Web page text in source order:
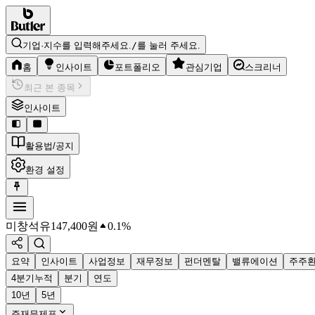
기업·지수를 입력해주세요./를 눌러 주세요.
홈 인사이트 포트폴리오 관심기업
스크리너
최근 본 종목
인사이트
활용법/공지
환경 설정
미창석유147,400원 0.1%
요약 인사이트 사업정보 재무정보 펀더멘탈 밸류에이션 주주
4분기누적
분기
연도
10년
5년